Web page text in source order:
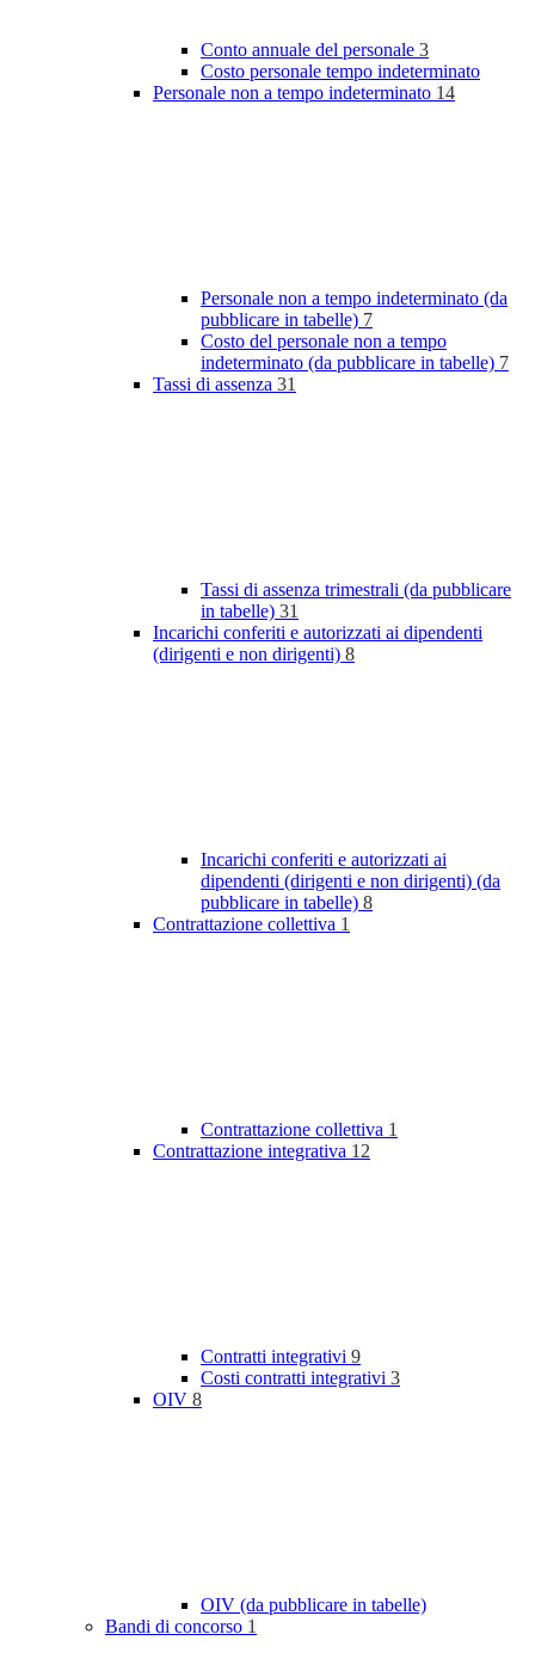
Conto annuale del personale 3
Costo personale tempo indeterminato
Personale non a tempo indeterminato 14
Personale non a tempo indeterminato (da
pubblicare in tabelle) 7
Costo del personale non a tempo
indeterminato (da pubblicare in tabelle) 7
Tassi di assenza 31
Tassi di assenza trimestrali (da pubblicare
in tabelle) 31
Incarichi conferiti e autorizzati ai dipendenti
(dirigenti e non dirigenti) 8
Incarichi conferiti e autorizzati ai
dipendenti (dirigenti e non dirigenti) (da
pubblicare in tabelle) 8
Contrattazione collettiva 1
Contrattazione collettiva 1
Contrattazione integrativa 12
Contratti integrativi 9
Costi contratti integrativi 3
OIV 8
OIV (da pubblicare in tabelle)
Bandi di concorso 1